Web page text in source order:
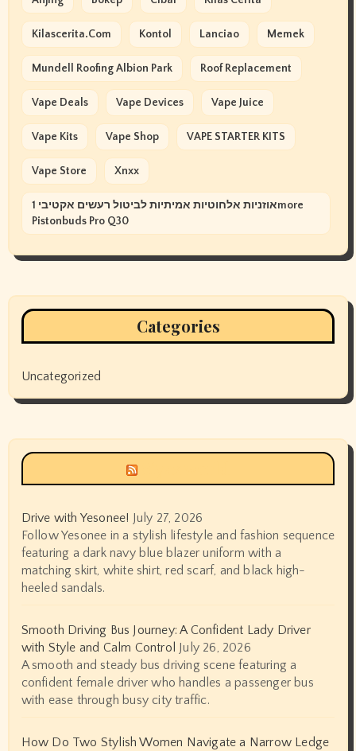
Kilascerita.com Kontol Lanciao Memek
Mundell Roofing Albion Park Roof Replacement
Vape Deals Vape Devices Vape Juice
Vape Kits Vape Shop VAPE STARTER KITS
Vape Store Xnxx
אוזניות אלחוטיות אמיתיות לביטול רעשים אקטיבי 1more
Pistonbuds Pro Q30
Categories
Uncategorized
Drive with Yesonee! July 27, 2026
Follow Yesonee in a stylish lifestyle and fashion sequence
featuring a dark navy blue blazer uniform with a
matching skirt, white shirt, red scarf, and black high-
heeled sandals.
Smooth Driving Bus Journey: A Confident Lady Driver
with Style and Calm Control July 26, 2026
A smooth and steady bus driving scene featuring a
confident female driver who handles a passenger bus
with ease through busy city traffic.
How Do Two Stylish Women Navigate a Narrow Ledge